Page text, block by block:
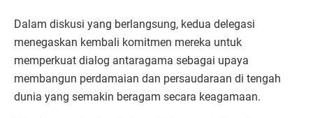
Dalam diskusi yang berlangsung, kedua delegasi
menegaskan kembali komitmen mereka untuk
memperkuat dialog antaragama sebagai upaya
membangun perdamaian dan persaudaraan di tengah
dunia yang semakin beragam secara keagamaan.